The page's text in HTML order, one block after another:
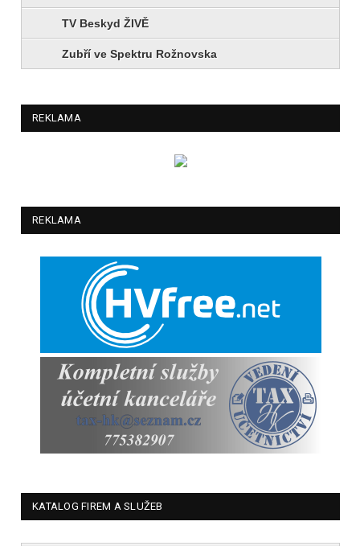
TV Beskyd ŽIVĚ
Zubří ve Spektru Rožnovska
REKLAMA
REKLAMA
KATALOG FIREM A SLUŽEB